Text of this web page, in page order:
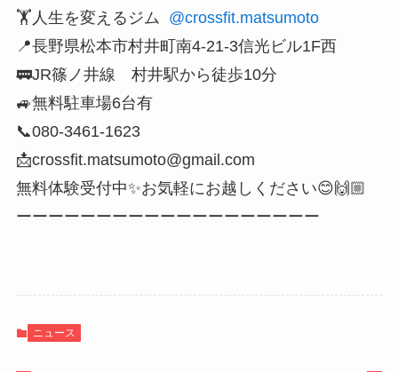
🏋️人生を変えるジム @crossfit.matsumoto
📍長野県松本市村井町南4-21-3信光ビル1F西
🚃JR篠ノ井線 村井駅から徒歩10分
🚙無料駐車場6台有
📞080-3461-1623
📩crossfit.matsumoto@gmail.com
無料体験受付中✨お気軽にお越しください😊🙌🏼
ーーーーーーーーーーーーーーーーーーー
ニュース